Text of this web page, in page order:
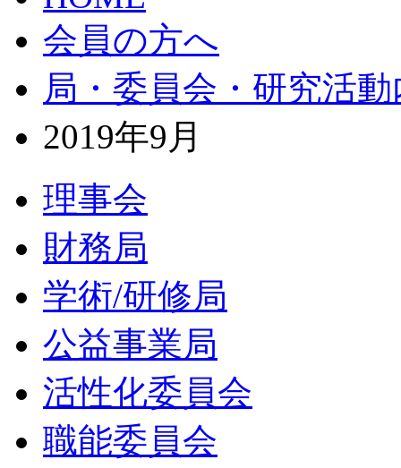
会員の方へ
局・委員会・研究活
2019年9月
理事会
財務局
学術/研修局
公益事業局
活性化委員会
職能委員会